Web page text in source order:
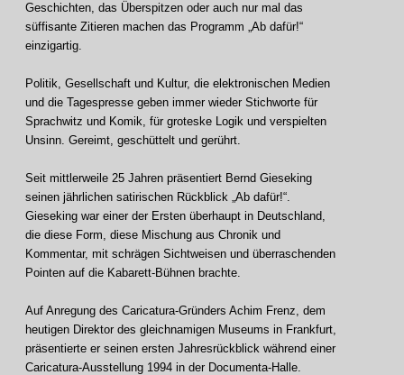
Geschichten, das Überspitzen oder auch nur mal das
süffisante Zitieren machen das Programm „Ab dafür!“
einzigartig.
Politik, Gesellschaft und Kultur, die elektronischen Medien
und die Tagespresse geben immer wieder Stichworte für
Sprachwitz und Komik, für groteske Logik und verspielten
Unsinn. Gereimt, geschüttelt und gerührt.
Seit mittlerweile 25 Jahren präsentiert Bernd Gieseking
seinen jährlichen satirischen Rückblick „Ab dafür!“.
Gieseking war einer der Ersten überhaupt in Deutschland,
die diese Form, diese Mischung aus Chronik und
Kommentar, mit schrägen Sichtweisen und überraschenden
Pointen auf die Kabarett-Bühnen brachte.
Auf Anregung des Caricatura-Gründers Achim Frenz, dem
heutigen Direktor des gleichnamigen Museums in Frankfurt,
präsentierte er seinen ersten Jahresrückblick während einer
Caricatura-Ausstellung 1994 in der Documenta-Halle.